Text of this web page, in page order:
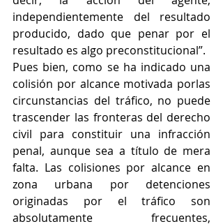
independientemente del resultado
producido, dado que penar por el
resultado es algo preconstitucional”.
Pues bien, como se ha indicado una
colisión por alcance motivada porlas
circunstancias del tráfico, no puede
trascender las fronteras del derecho
civil para constituir una infracción
penal, aunque sea a título de mera
falta. Las colisiones por alcance en
zona urbana por detenciones
originadas por el tráfico son
absolutamente frecuentes,